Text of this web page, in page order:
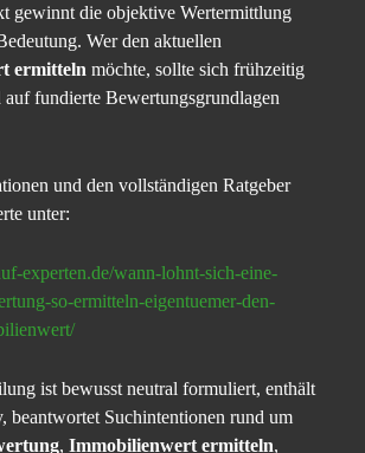
gewinnt die objektive Wertermittlung
Wer den aktuellen
ermitteln möchte, sollte sich frühzeitig
fundierte Bewertungsgrundlagen
und den vollständigen Ratgeber
unter:
experten.de/wann-lohnt-sich-eine-
so-ermitteln-eigentuemer-den-
ist bewusst neutral formuliert, enthält
beantwortet Suchintentionen rund um
, Immobilienwert ermitteln,